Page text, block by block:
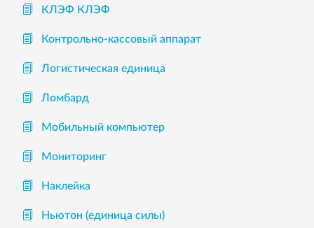
КЛЭФ КЛЭФ
Контрольно-кассовый аппарат
Логистическая единица
Ломбард
Мобильный компьютер
Мониторинг
Наклейка
Ньютон (единица силы)